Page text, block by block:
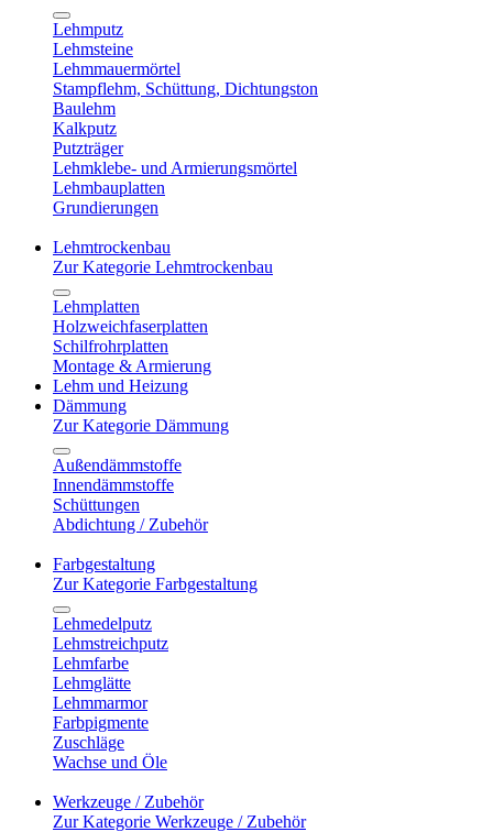
Lehmputz
Lehmsteine
Lehmmauermörtel
Stampflehm, Schüttung, Dichtungston
Baulehm
Kalkputz
Putzträger
Lehmklebe- und Armierungsmörtel
Lehmbauplatten
Grundierungen
Lehmtrockenbau
Zur Kategorie Lehmtrockenbau
Lehmplatten
Holzweichfaserplatten
Schilfrohrplatten
Montage & Armierung
Lehm und Heizung
Dämmung
Zur Kategorie Dämmung
Außendämmstoffe
Innendämmstoffe
Schüttungen
Abdichtung / Zubehör
Farbgestaltung
Zur Kategorie Farbgestaltung
Lehmedelputz
Lehmstreichputz
Lehmfarbe
Lehmglätte
Lehmmarmor
Farbpigmente
Zuschläge
Wachse und Öle
Werkzeuge / Zubehör
Zur Kategorie Werkzeuge / Zubehör